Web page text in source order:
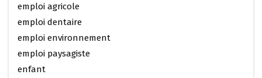
emploi agricole
emploi dentaire
emploi environnement
emploi paysagiste
enfant